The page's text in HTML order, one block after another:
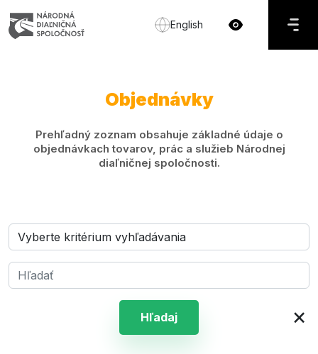
English
Objednávky
Prehľadný zoznam obsahuje základné údaje o
objednávkach tovarov, prác a služieb Národnej
diaľničnej spoločnosti.
Hľadaj ×